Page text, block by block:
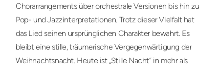
Chorarrangements über orchestrale Versionen bis hin zu
Pop- und Jazzinterpretationen. Trotz dieser Vielfalt hat
das Lied seinen ursprünglichen Charakter bewahrt. Es
bleibt eine stille, träumerische Vergegenwärtigung der
Weihnachtsnacht. Heute ist „Stille Nacht“ in mehr als